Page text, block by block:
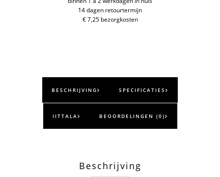
14 dagen retourtermijn
€ 7,25 bezorgkosten
BESCHRIJVING SPECIFICATIES
IITTALA BEOORDELINGEN (0)
Beschrijving